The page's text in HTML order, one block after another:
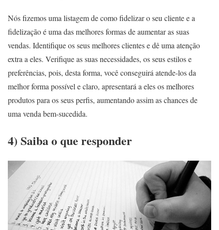
Nós fizemos uma listagem de como fidelizar o seu cliente e a
fidelização é uma das melhores formas de aumentar as suas
vendas. Identifique os seus melhores clientes e dê uma atenção
extra a eles. Verifique as suas necessidades, os seus estilos e
preferências, pois, desta forma, você conseguirá atende-los da
melhor forma possível e claro, apresentará a eles os melhores
produtos para os seus perfis, aumentando assim as chances de
uma venda bem-sucedida.
4) Saiba o que responder